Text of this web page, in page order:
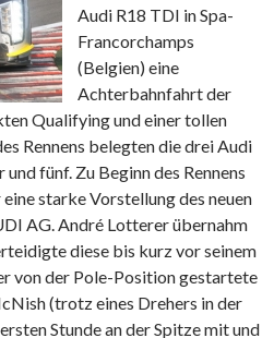
Audi R18 TDI in Spa-
Francorchamps
(Belgien) eine
Achterbahnfahrt der
Qualifying und einer tollen
Rennens belegten die drei Audi
fünf. Zu Beginn des Rennens
starke Vorstellung des neuen
AG. André Lotterer übernahm
diese bis kurz vor seinem
von der Pole-Position gestartete
(trotz eines Drehers in der
Stunde an der Spitze mit und